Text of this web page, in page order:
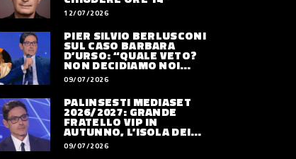
12/07/2026
PIER SILVIO BERLUSCONI
SUL CASO BARBARA
D’URSO: “QUALE VETO?
NON DECIDIAMO NOI
DOVE LAVORERÀ”
09/07/2026
PALINSESTI MEDIASET
2026/2027: GRANDE
FRATELLO VIP IN
AUTUNNO, L’ISOLA DEI
FAMOSI SLITTA AL 2027
09/07/2026